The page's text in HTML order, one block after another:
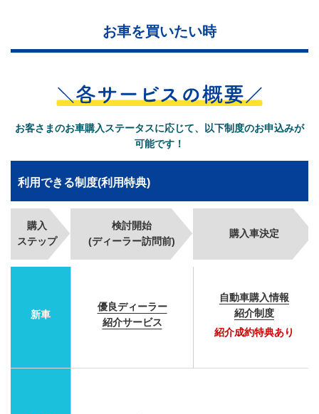
お車を買いたい時
お客さまのお車購入ステータスに応じて、以下制度のお申込みが
可能です！
利用できる制度(利用特典)
購入
ステップ
検討開始
(ディーラー訪問前)
購入車決定
新車
優良ディーラー
紹介サービス
自動車購入情報
紹介制度
紹介成約特典あり